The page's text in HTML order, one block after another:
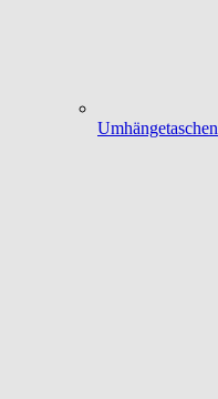
Umhängetaschen